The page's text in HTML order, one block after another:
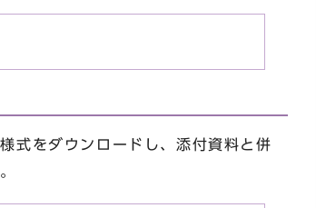
式をダウンロードし、添付資料と併